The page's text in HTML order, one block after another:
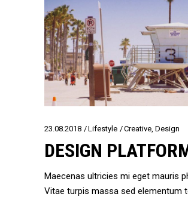
23.08.2018 Lifestyle Creative, Design
DESIGN
Maecenas ultricies mi eget mauris
Vitae turpis massa sed elementum